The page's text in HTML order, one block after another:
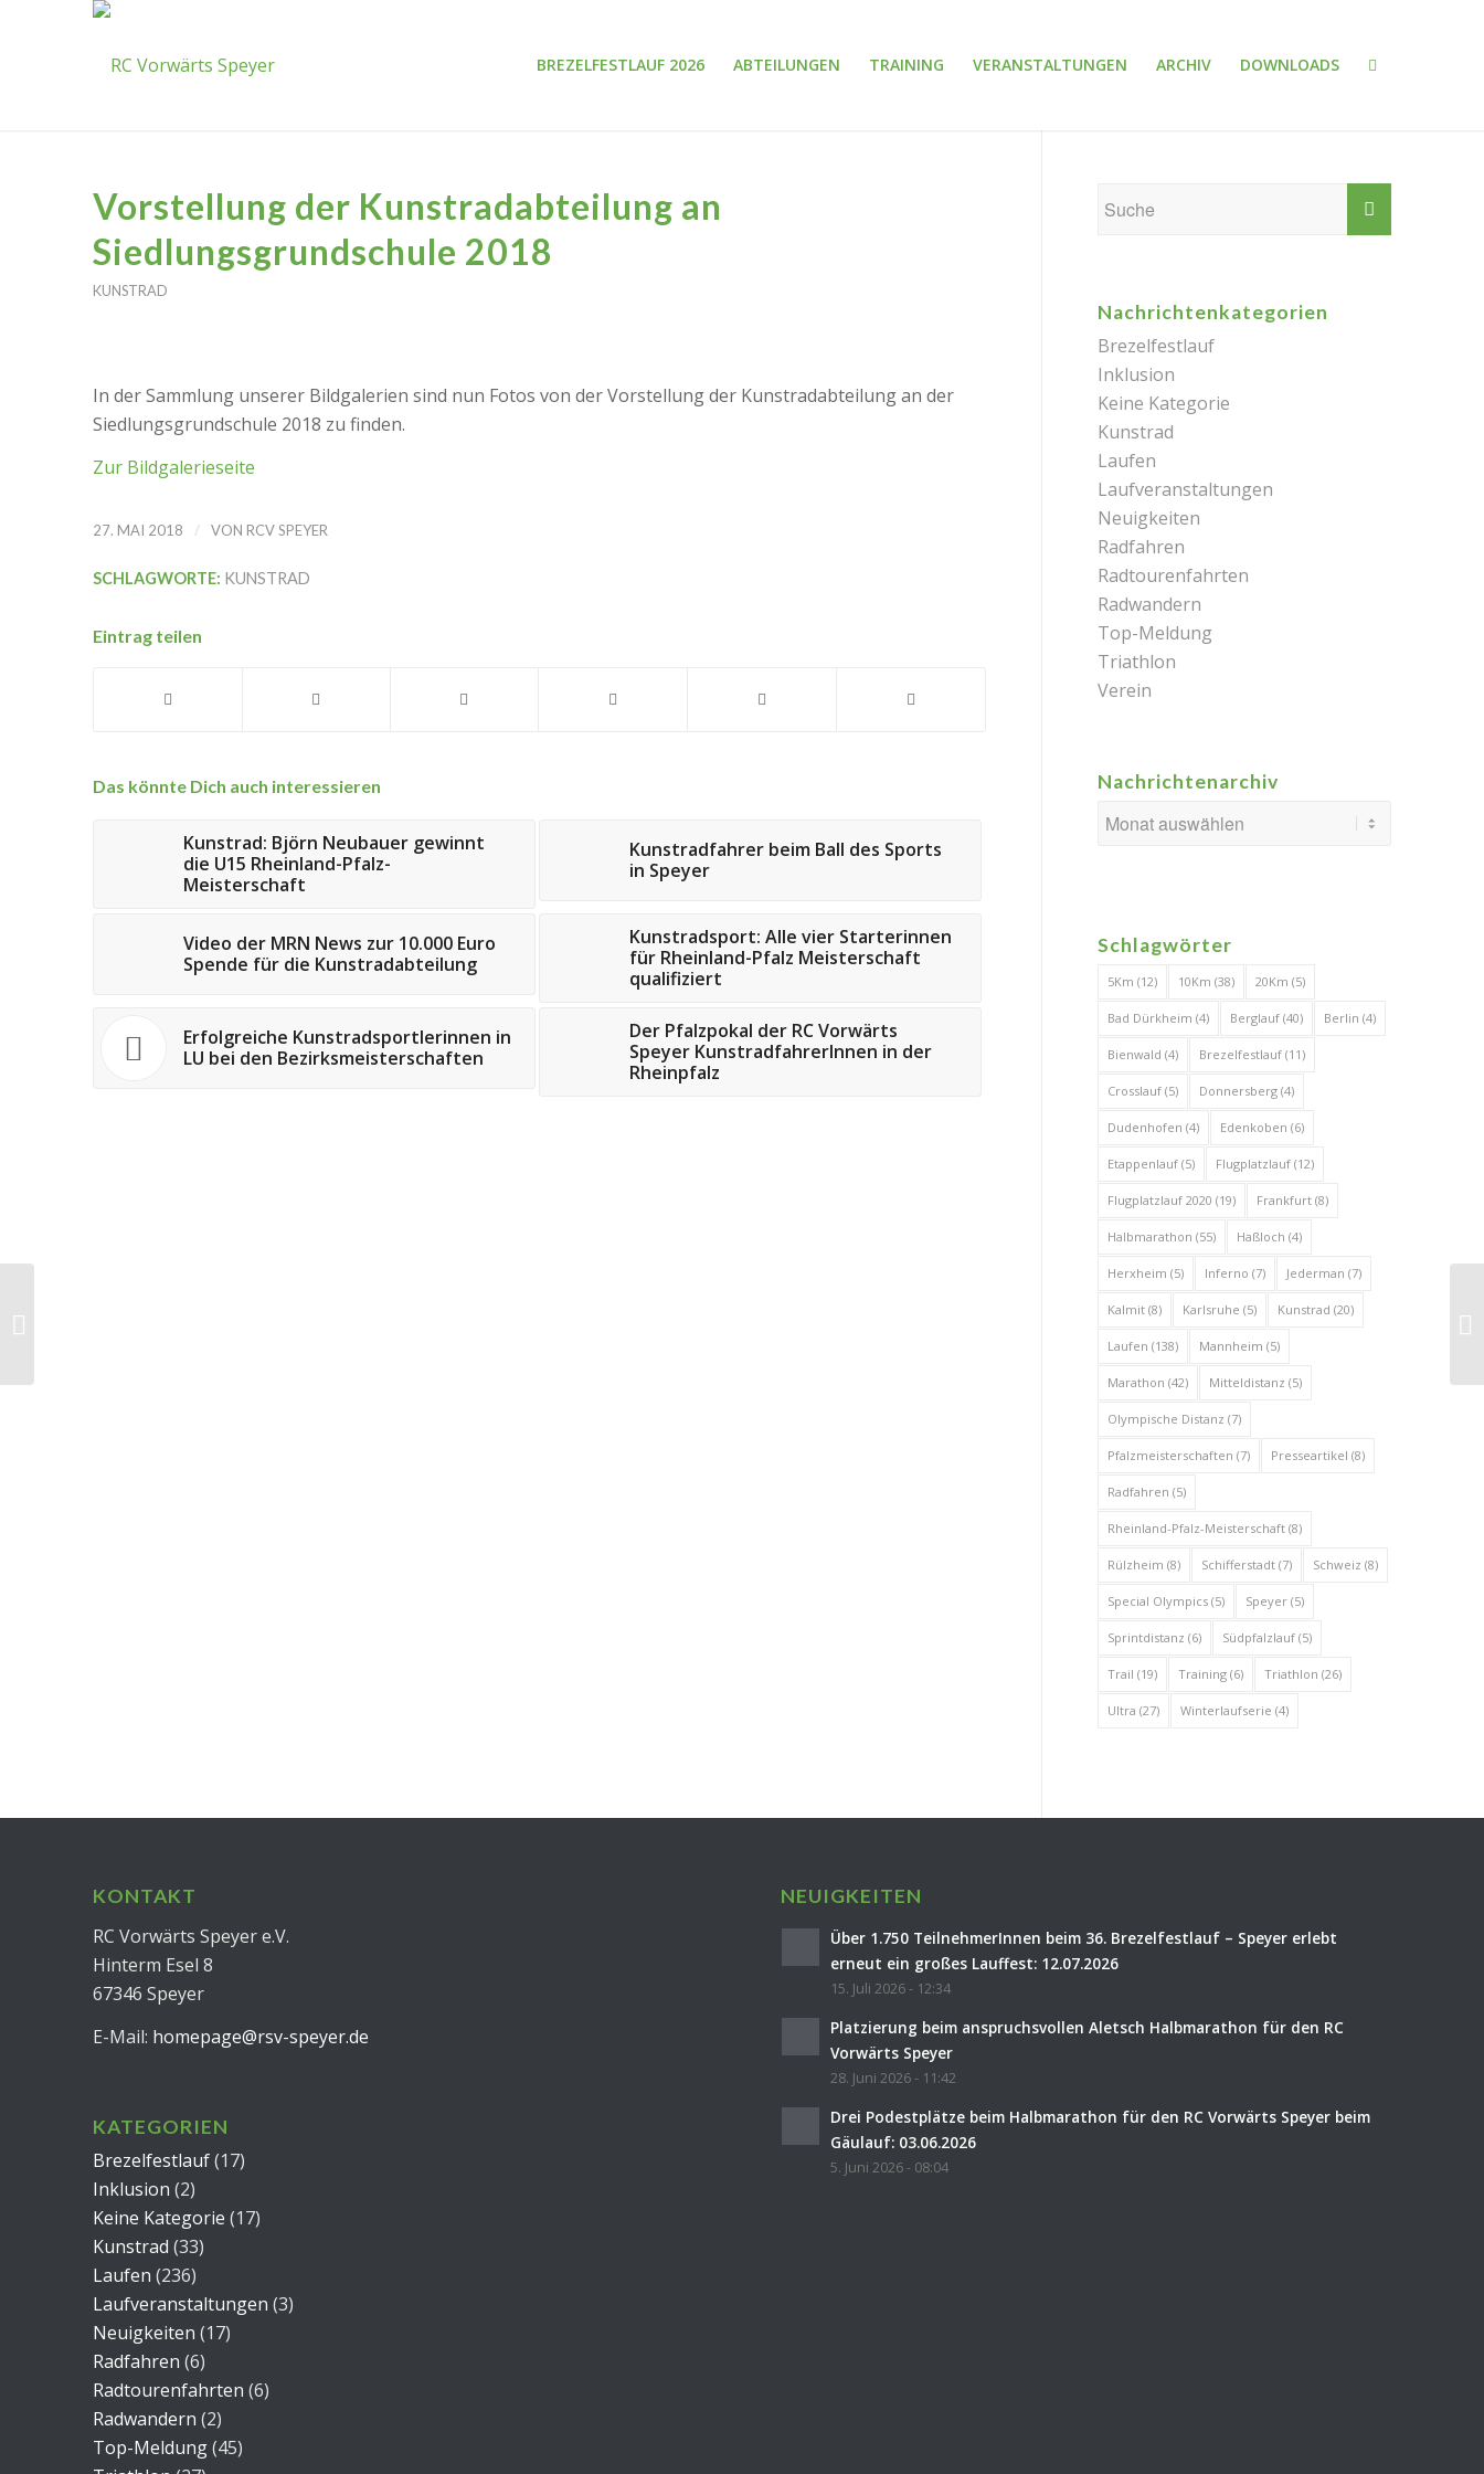
BREZELFESTLAUF 2026 ABTEILUNGEN TRAINING VERANSTALTUNGEN ARCHIV DOWNLOADS
Vorstellung der Kunstradabteilung an
Siedlungsgrundschule 2018
KUNSTRAD
In der Sammlung unserer Bildgalerien sind nun Fotos von der Vorstellung der Kunstradabteilung an der
Siedlungsgrundschule 2018 zu finden.
Zur Bildgalerieseite
27. MAI 2018 / VON RCV SPEYER
SCHLAGWORTE: KUNSTRAD
Eintrag teilen
Das könnte Dich auch interessieren
Kunstrad: Björn Neubauer gewinnt
die U15 Rheinland-Pfalz-
Meisterschaft
Kunstradfahrer beim Ball des Sports
in Speyer
Video der MRN News zur 10.000 Euro
Spende für die Kunstradabteilung
Kunstradsport: Alle vier Starterinnen
für Rheinland-Pfalz Meisterschaft
qualifiziert
Erfolgreiche Kunstradsportlerinnen in
LU bei den Bezirksmeisterschaften
Der Pfalzpokal der RC Vorwärts
Speyer KunstradfahrerInnen in der
Rheinpfalz
Nachrichtenkategorien
Brezelfestlauf
Inklusion
Keine Kategorie
Kunstrad
Laufen
Laufveranstaltungen
Neuigkeiten
Radfahren
Radtourenfahrten
Radwandern
Top-Meldung
Triathlon
Verein
Nachrichtenarchiv
Schlagwörter
5Km (12) 10Km (38) 20Km (5)
Bad Dürkheim (4) Berglauf(40) Berlin (4)
Bienwald (4) Brezelfestlauf(11)
Crosslauf(5) Donnersberg(4)
Dudenhofen (4) Edenkoben (6)
Etappenlauf(5) Flugplatzlauf(12)
Flugplatzlauf 2020 (19) Frankfurt(8)
Halbmarathon (55) Haßloch (4)
Herxheim (5) Inferno (7) Jederman (7)
Kalmit(8) Karlsruhe (5) Kunstrad (20)
Laufen (138) Mannheim (5)
Marathon (42) Mitteldistanz (5)
Olympische Distanz (7)
Pfalzmeisterschaften (7) Presseartikel (8)
Radfahren (5)
Rheinland-Pfalz-Meisterschaft(8)
Rülzheim (8) Schifferstadt(7) Schweiz (8)
Special Olympics(5) Speyer(5)
Sprintdistanz (6) Südpfalzlauf(5)
Trail (19) Training(6) Triathlon (26)
Ultra (27) Winterlaufserie (4)
KONTAKT
RC Vorwärts Speyer e.V.
Hinterm Esel 8
67346 Speyer
E-Mail: homepage@rsv-speyer.de
KATEGORIEN
Brezelfestlauf(17)
Inklusion (2)
Keine Kategorie (17)
Kunstrad (33)
Laufen (236)
Laufveranstaltungen (3)
Neuigkeiten (17)
Radfahren (6)
Radtourenfahrten (6)
Radwandern (2)
Top-Meldung(45)
NEUIGKEITEN
Über 1.750 TeilnehmerInnen beim 36. Brezelfestlauf – Speyer erlebt
erneut ein großes Lauffest: 12.07.2026
15. Juli 2026 - 12:34
Platzierung beim anspruchsvollen Aletsch Halbmarathon für den RC
Vorwärts Speyer
28. Juni 2026 - 11:42
Drei Podestplätze beim Halbmarathon für den RC Vorwärts Speyer beim
Gäulauf: 03.06.2026
5. Juni 2026 - 08:04